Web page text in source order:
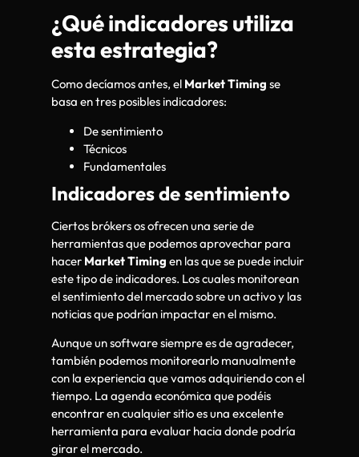
¿Qué indicadores utiliza
esta estrategia?
Como decíamos antes, el Market Timing se
basa en tres posibles indicadores:
De sentimiento
Técnicos
Fundamentales
Indicadores de sentimiento
Ciertos brókers os ofrecen una serie de
herramientas que podemos aprovechar para
hacer Market Timing en las que se puede incluir
este tipo de indicadores. Los cuales monitorean
el sentimiento del mercado sobre un activo y las
noticias que podrían impactar en el mismo.
Aunque un software siempre es de agradecer,
también podemos monitorearlo manualmente
con la experiencia que vamos adquiriendo con el
tiempo. La agenda económica que podéis
encontrar en cualquier sitio es una excelente
herramienta para evaluar hacia donde podría
girar el mercado.